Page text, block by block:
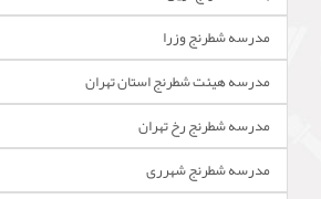
مدرسه شطرنج وزرا
مدرسه هیئت شطرنج استان تهران
مدرسه شطرنج رخ تهران
مدرسه شطرنج شهرری